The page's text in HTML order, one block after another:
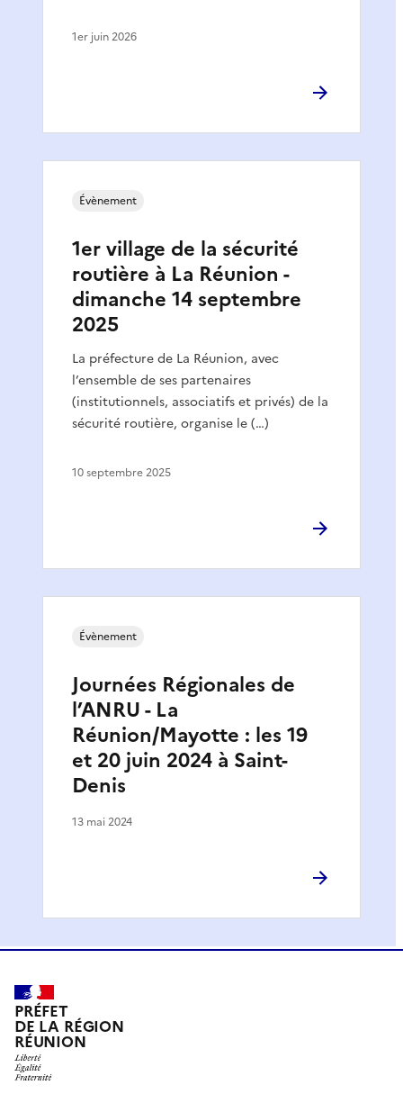
1er juin 2026
1er village de la sécurité
routière à La Réunion -
dimanche 14 septembre
2025
La préfecture de La Réunion, avec
l’ensemble de ses partenaires
(institutionnels, associatifs et privés) de la
sécurité routière, organise le (…)
Évènement
10 septembre 2025
Journées Régionales de
l’ANRU - La
Réunion/Mayotte : les 19
et 20 juin 2024 à Saint-
Denis
Évènement
13 mai 2024
PRÉFET
DE LA RÉGION
RÉUNION